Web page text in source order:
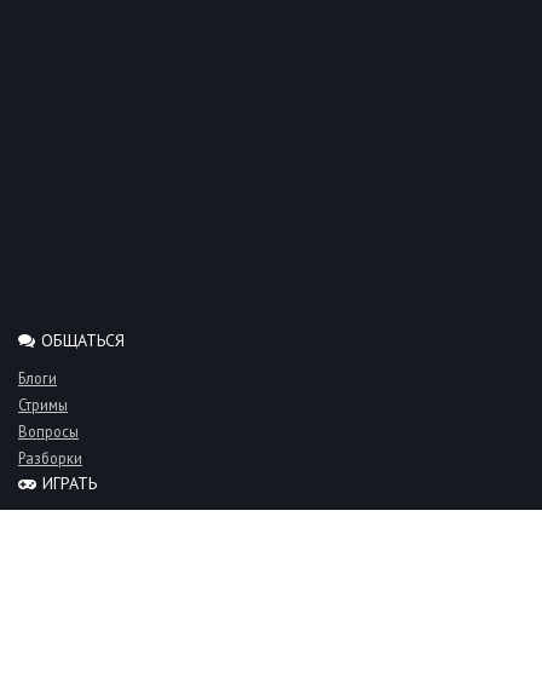
ОБЩАТЬСЯ
Блоги
Стримы
Вопросы
Разборки
ИГРАТЬ